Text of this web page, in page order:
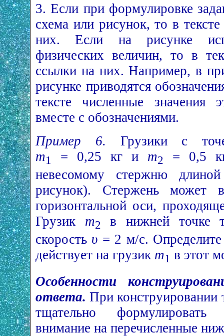
3. Если при формулировке
схема или рисунок, то в
них. Если на рисунке
физических величин, то в
ссылки на них. Например, в
рисунке приводятся
тексте численные значения
вместе с обозначениями.
Пример 6. Грузики с
m1 = 0,25 кг и m2
= 0,5
невесомому стержню
рисунок). Стержень может
горизонтальной оси,
Грузик m2
в нижней точке
скорость υ = 2 м/с. Определите
действует на грузик m1 в этот
Особенности
ответа. При конструировании
тщательно
внимание на перечисленные